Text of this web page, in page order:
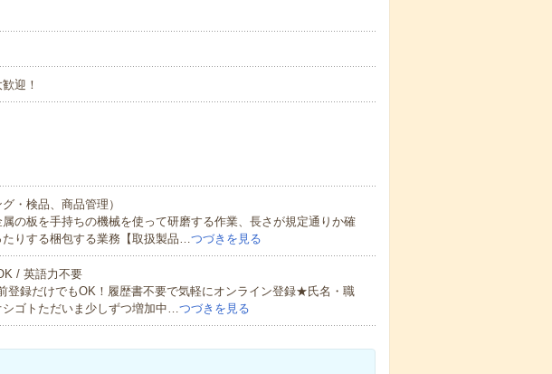
迎！
・検品、商品管理）
の板を手持ちの機械を使って研磨する作業、長さが規定通りか確
りする梱包する業務【取扱製品…つづきを見る
/ 英語力不要
登録だけでもOK！履歴書不要で気軽にオンライン登録★氏名・職
ゴトただいま少しずつ増加中…つづきを見る